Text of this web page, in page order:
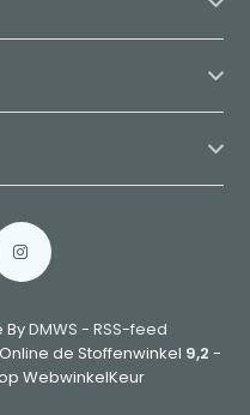
ByDMWS - RSS-feed
de Stoffenwinkel 9,2 -
WebwinkelKeur